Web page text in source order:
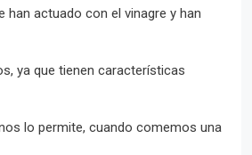
actuado con el vinagre y han
ya que tienen características
lo permite, cuando comemos una